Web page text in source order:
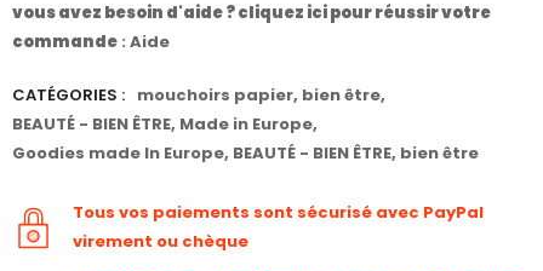
vous avez besoin d'aide ? cliquez ici pour réussir votre
commande : Aide
CATÉGORIES : mouchoirs papier, bien être,
BEAUTÉ - BIEN ÊTRE, Made in Europe,
Goodies made In Europe, BEAUTÉ - BIEN ÊTRE, bien être
Tous vos paiements sont sécurisé avec PayPal
virement ou chèque